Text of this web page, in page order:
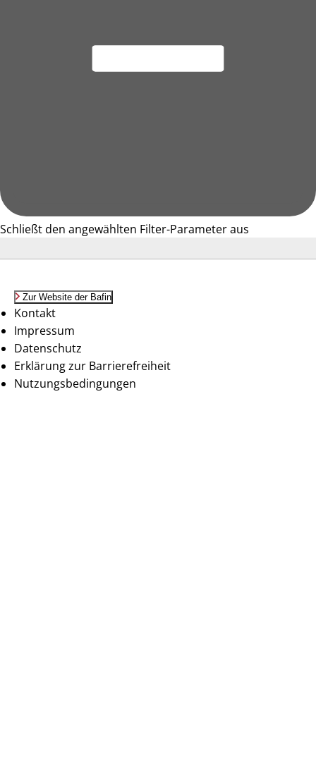
Schließt den angewählten Filter-Parameter aus
Zur Website der Bafin
Kontakt
Impressum
Datenschutz
Erklärung zur Barrierefreiheit
Nutzungsbedingungen